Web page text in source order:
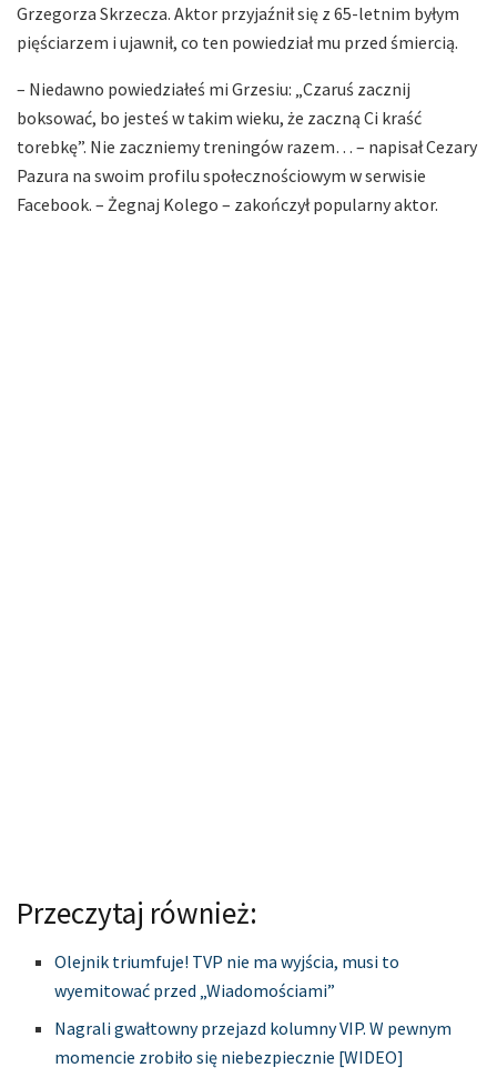
Grzegorza Skrzecza. Aktor przyjaźnił się z 65-letnim byłym
pięściarzem i ujawnił, co ten powiedział mu przed śmiercią.
– Niedawno powiedziałeś mi Grzesiu: „Czaruś zacznij
boksować, bo jesteś w takim wieku, że zaczną Ci kraść
torebkę”. Nie zaczniemy treningów razem… – napisał Cezary
Pazura na swoim profilu społecznościowym w serwisie
Facebook. – Żegnaj Kolego – zakończył popularny aktor.
Przeczytaj również:
Olejnik triumfuje! TVP nie ma wyjścia, musi to
wyemitować przed „Wiadomościami”
Nagrali gwałtowny przejazd kolumny VIP. W pewnym
momencie zrobiło się niebezpiecznie [WIDEO]